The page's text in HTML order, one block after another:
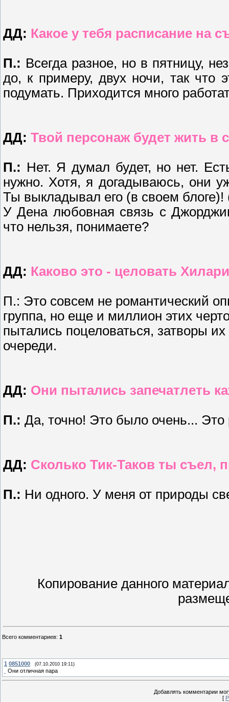
ДД: Какое у тебя расписание на
П.: Всегда разное, но в пятницу,
до, к примеру, двух ночи, так что
подумать. Приходится много
ДД: Твой персонаж будет жить в
П.: Нет. Я думал будет, но нет.
нужно. Хотя, я догадываюсь, они
Ты выкладывал его (в своем блоге)!
У Дена любовная связь с
что нельзя, понимаете?
ДД: Каково это - целовать
П.: Это совсем не романтический
группа, но еще и миллион этих
пытались поцеловаться, затворы
очереди.
ДД: Они пытались запечатлеть
П.: Да, точно! Это было очень...
ДД: Сколько Тик-Таков ты съел,
П.: Ни одного. У меня от природы
Копирование данного
Всего комментариев: 1
1 0851000 (07.10.2010 19:11)
Они отличная пара
Добавлять комментарии
[